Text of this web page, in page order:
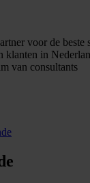
voor de beste
klanten in
van consultants